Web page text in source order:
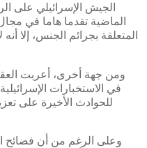
الجيش الإسرائيلي على
الماضية تقدما هاما في
المتعلقة بجرائم الجنس، إلا
ومن جهة أخرى، أعربت
في الاستخبارات
للحوادث الأخيرة على
وعلى الرغم من أن فضائح